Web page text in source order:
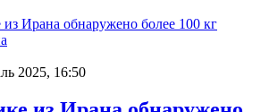
2025, 16:50